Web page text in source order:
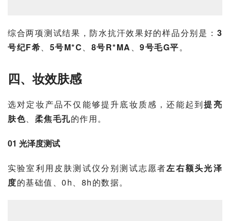
综合两项测试结果，防水抗汗效果好的样品分别是： 3
号纪F希
5号M*C 8号R*MA 9号毛G平。
四、妆效肤感
选对定妆产品不仅能够提升底妆质感，还能起到提亮
肤色
柔焦毛孔的作用。
01 光泽度测试
实验室利用皮肤测试仪分别测试志愿者左右额头光泽
度的基础值、0h、8h的数据。